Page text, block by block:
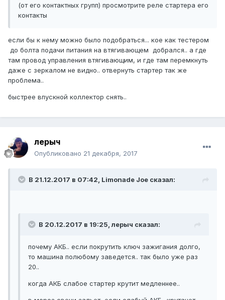
(от его контактных групп) просмотрите реле стартера его
контакты
если бы к нему можно было подобраться... кое как тестером
до болта подачи питания на втягивающем добрался.. а где
там провод управления втягивающим, и где там перемкнуть
даже с зеркалом не видно.. отвернуть стартер так же
проблема..
быстрее впускной коллектор снять..
лерыч
Опубликовано 21 декабря, 2017
В 21.12.2017 в 07:42, Limonade Joe сказал:
В 20.12.2017 в 19:25, лерыч сказал:
почему АКБ.. если покрутить ключ зажигания долго,
то машина полюбому заведется.. так было уже раз
20..
когда АКБ слабое стартер крутит медленнее..